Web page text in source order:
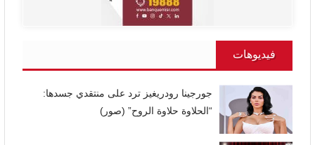
فيديوهات
جورجينا رودريغيز ترد على منتقدي جسدها:
“الحلاوة حلاوة الروح” (صور)